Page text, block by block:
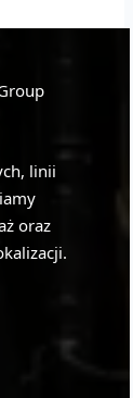
linii
oraz